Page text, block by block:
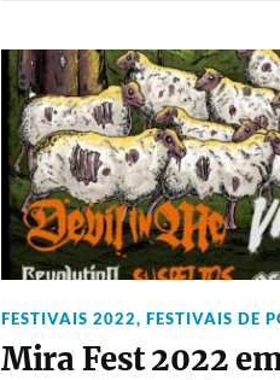
FESTIVAIS 2022, FESTIVAIS DE
Mira Fest 2022